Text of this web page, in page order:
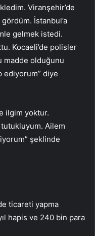
Viranşehir’de
İstanbul’a
gelmek istedi.
Kocaeli’de polisler
madde olduğunu
ediyorum” diye
ilgim yoktur.
tutukluyum. Ailem
şeklinde
ticareti yapma
hapis ve 240 bin para